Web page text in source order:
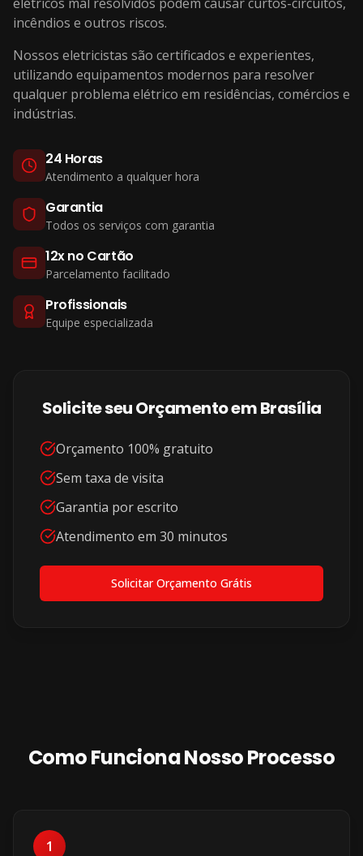
incêndios e outros riscos.
Nossos eletricistas são certificados e experientes,
utilizando equipamentos modernos para resolver
qualquer problema elétrico em residências, comércios e
indústrias.
24 Horas
Atendimento a qualquer hora
Garantia
Todos os serviços com garantia
12x no Cartão
Parcelamento facilitado
Profissionais
Equipe especializada
Solicite seu Orçamento emBrasília
Orçamento 100% gratuito
Sem taxa de visita
Garantia por escrito
Atendimento em 30 minutos
Solicitar Orçamento Grátis
Como Funciona Nosso Processo
1